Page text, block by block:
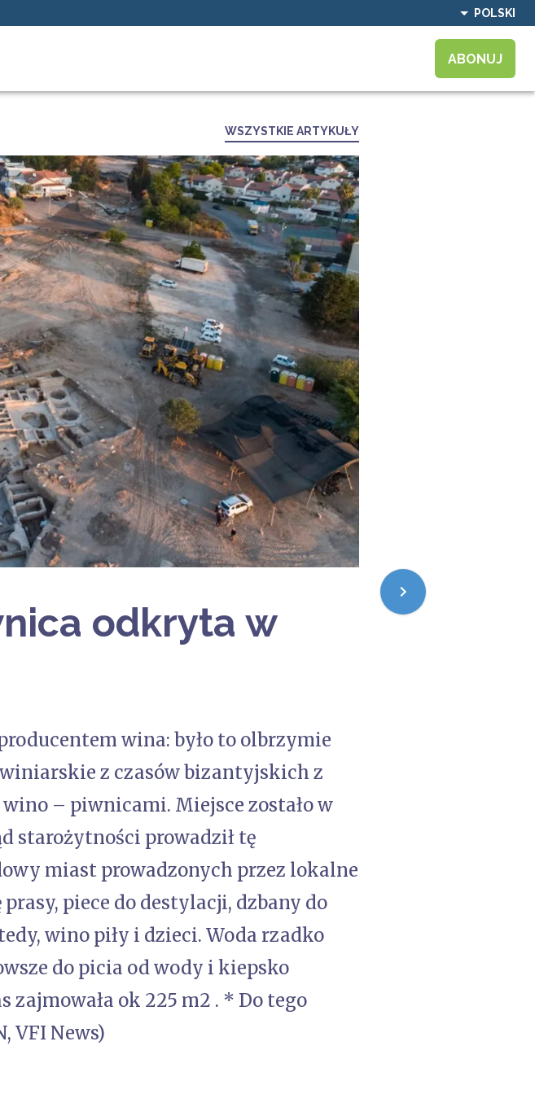
POLSKI
ABONUJ
WSZYSTKIE ARTYKUŁY
odkryta w
wina: było to olbrzymie
z czasów bizantyjskich z
– piwnicami. Miejsce zostało w
starożytności prowadził tę
miast prowadzonych przez lokalne
piece do destylacji, dzbany do
wino piły i dzieci. Woda rzadko
do picia od wody i kiepsko
zajmowała ok 225 m2 . * Do tego
VFI News)